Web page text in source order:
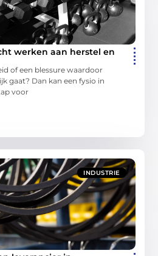
werken aan herstel en
of een blessure waardoor
gaat? Dan kan een fysio in
voor
INDUSTRIE